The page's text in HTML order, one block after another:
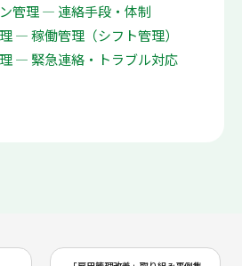
管理 ― 連絡手段・体制
― 稼働管理（シフト管理）
― 緊急連絡・トラブル対応